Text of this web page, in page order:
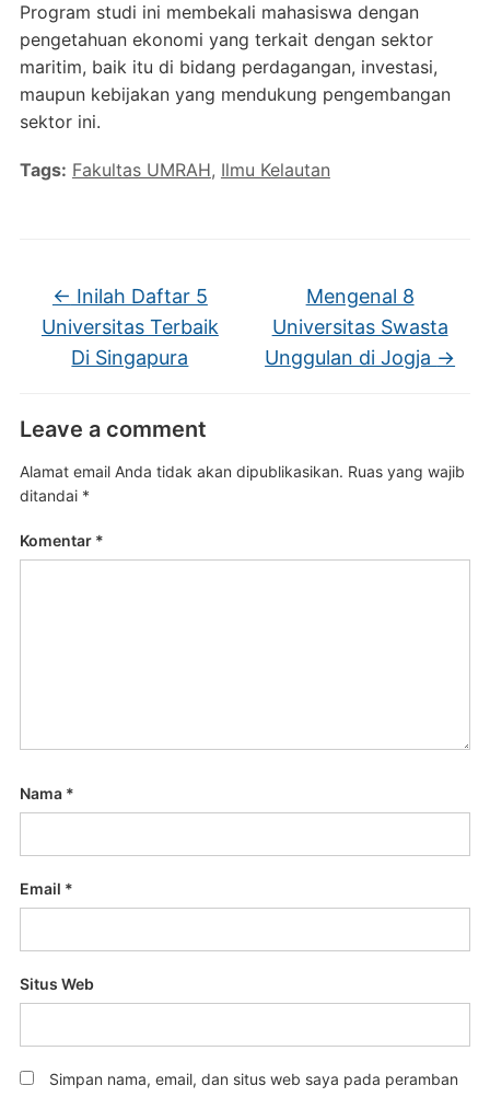
Program studi ini membekali mahasiswa dengan
pengetahuan ekonomi yang terkait dengan sektor
maritim, baik itu di bidang perdagangan, investasi,
maupun kebijakan yang mendukung pengembangan
sektor ini.
Tags: Fakultas UMRAH, Ilmu Kelautan
← Inilah Daftar 5
Universitas Terbaik
Di Singapura
Mengenal 8
Universitas Swasta
Unggulan di Jogja →
Leave a comment
Alamat email Anda tidak akan dipublikasikan. Ruas yang wajib
ditandai *
Komentar *
Nama *
Email *
Situs Web
Simpan nama, email, dan situs web saya pada peramban